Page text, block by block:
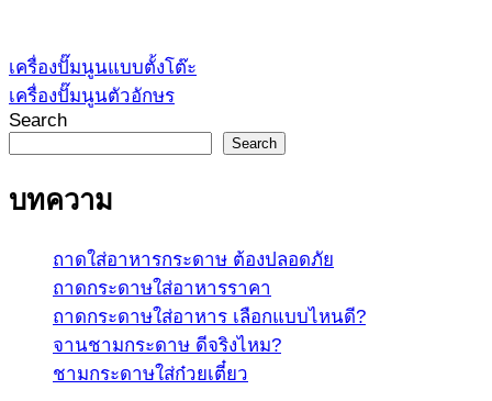
เครื่องปั๊มนูนแบบตั้งโต๊ะ
เครื่องปั๊มนูนตัวอักษร
Search
Search
บทความ
ถาดใส่อาหารกระดาษ ต้องปลอดภัย
ถาดกระดาษใส่อาหารราคา
ถาดกระดาษใส่อาหาร เลือกแบบไหนดี?
จานชามกระดาษ ดีจริงไหม?
ชามกระดาษใส่ก๋วยเตี๋ยว